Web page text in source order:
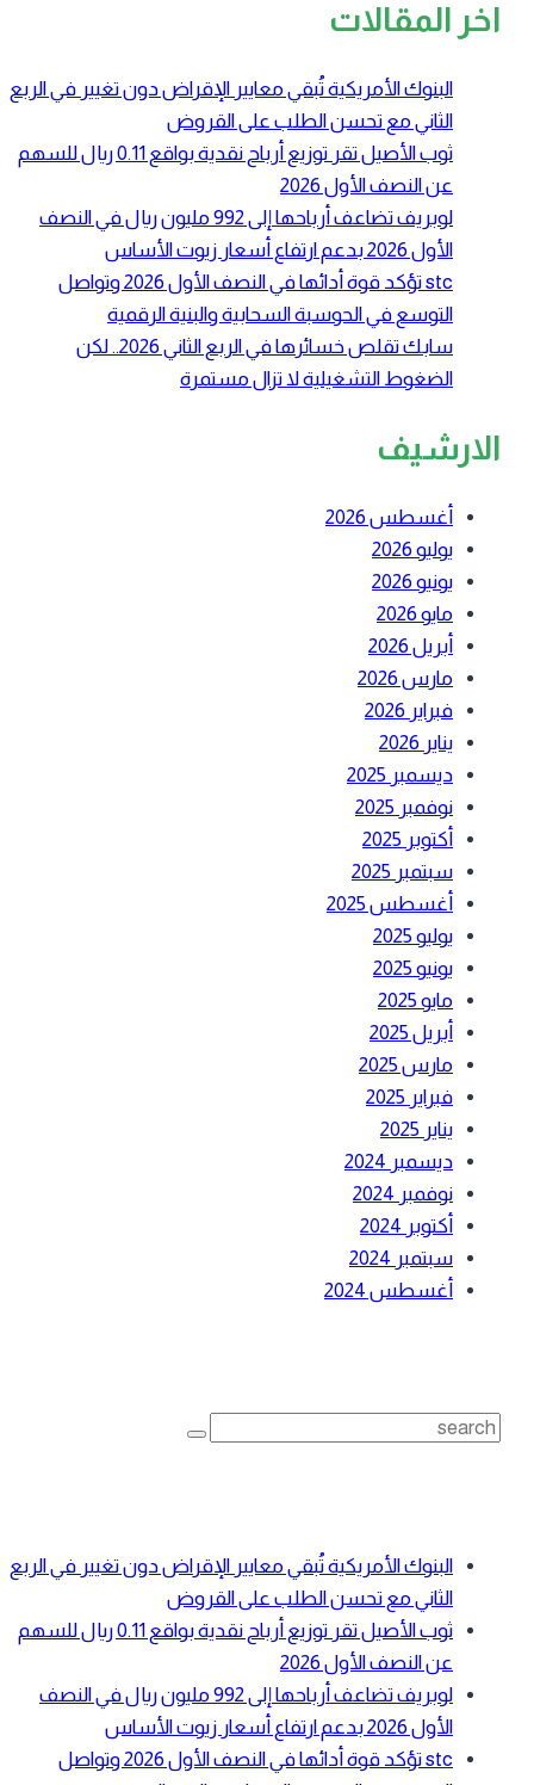
اخر المقالات
البنوك الأمريكية تُبقي معايير الإقراض دون تغيير في الربع
الثاني مع تحسن الطلب على القروض
ثوب الأصيل تقر توزيع أرباح نقدية بواقع 0.11 ريال للسهم
عن النصف الأول 2026
لوبريف تضاعف أرباحها إلى 992 مليون ريال في النصف
الأول 2026 بدعم ارتفاع أسعار زيوت الأساس
stc تؤكد قوة أدائها في النصف الأول 2026 وتواصل
التوسع في الحوسبة السحابية والبنية الرقمية
سابك تقلص خسائرها في الربع الثاني 2026.. لكن
الضغوط التشغيلية لا تزال مستمرة
الارشيف
أغسطس 2026
يوليو 2026
يونيو 2026
مايو 2026
أبريل 2026
مارس 2026
فبراير 2026
يناير 2026
ديسمبر 2025
نوفمبر 2025
أكتوبر 2025
سبتمبر 2025
أغسطس 2025
يوليو 2025
يونيو 2025
مايو 2025
أبريل 2025
مارس 2025
فبراير 2025
يناير 2025
ديسمبر 2024
نوفمبر 2024
أكتوبر 2024
سبتمبر 2024
أغسطس 2024
Search
البنوك الأمريكية تُبقي معايير الإقراض دون تغيير في الربع
الثاني مع تحسن الطلب على القروض
ثوب الأصيل تقر توزيع أرباح نقدية بواقع 0.11 ريال للسهم
عن النصف الأول 2026
لوبريف تضاعف أرباحها إلى 992 مليون ريال في النصف
الأول 2026 بدعم ارتفاع أسعار زيوت الأساس
stc تؤكد قوة أدائها في النصف الأول 2026 وتواصل